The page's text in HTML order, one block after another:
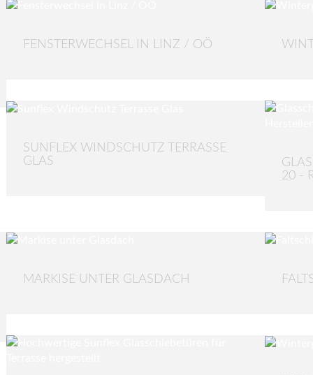
FENSTERWECHSEL IN LINZ / OÖ
SUNFLEX WINDSCHUTZ TERRASSE
GLAS
20 -
MARKISE UNTER GLASDACH